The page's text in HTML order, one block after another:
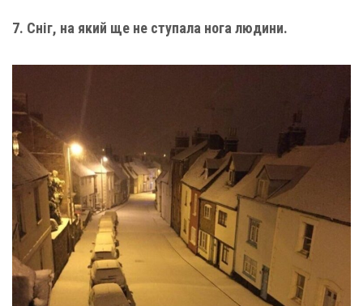
7. Сніг, на який ще не ступала нога людини.